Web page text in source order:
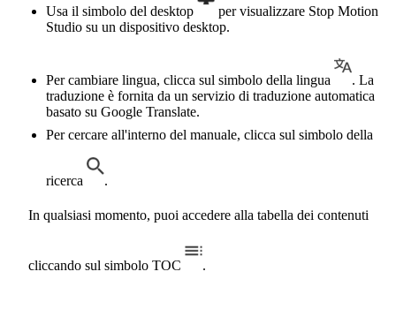
Usa il simbolo del desktop
per visualizzare Stop Motion
Studio su un dispositivo desktop.
Per cambiare lingua, clicca sul simbolo della lingua
. La
traduzione è fornita da un servizio di traduzione automatica
basato su Google Translate.
Per cercare all'interno del manuale, clicca sul simbolo della
ricerca .
In qualsiasi momento, puoi accedere alla tabella dei contenuti
cliccando sul simbolo TOC .